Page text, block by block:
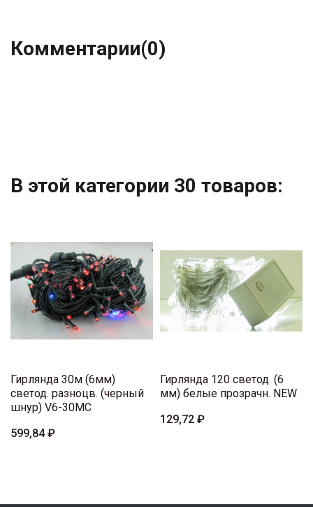
Комментарии(0)
В этой категории 30 товаров:
Гирлянда 30м (6мм)
светод. разноцв. (черный
шнур) V6-30MC
599,84 ₽
Гирлянда 120 светод. (6
мм) белые прозрачн. NEW
129,72 ₽